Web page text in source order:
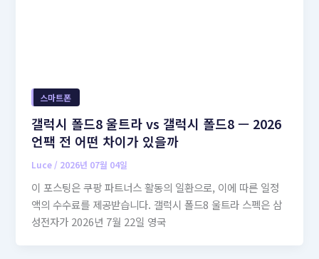
스마트폰
갤럭시 폴드8 울트라 vs 갤럭시 폴드8 — 2026
언팩 전 어떤 차이가 있을까
Luce / 2026년 07월 04일
이 포스팅은 쿠팡 파트너스 활동의 일환으로, 이에 따른 일정
액의 수수료를 제공받습니다. 갤럭시 폴드8 울트라 스펙은 삼
성전자가 2026년 7월 22일 영국